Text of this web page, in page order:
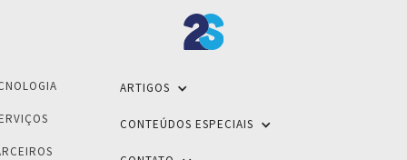
ARTIGOS
CONTEÚDOS ESPECIAIS